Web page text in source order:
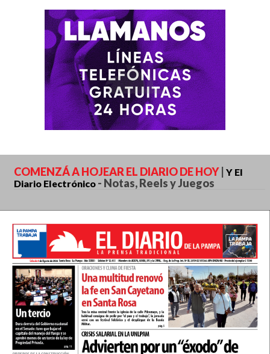
COMENZÁ A HOJEAR EL DIARIO DE HOY Y El
Diario Electrónico - Notas, Reels y Juegos